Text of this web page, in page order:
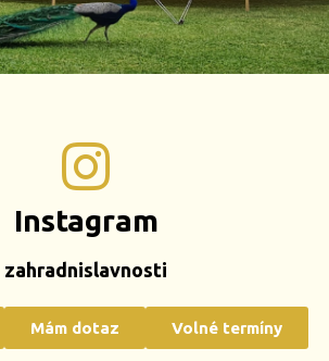
Pronájem
šapito
stanu​
zjistit víc
Instagram
zahradnislavnosti
Mám dotaz Volné termíny